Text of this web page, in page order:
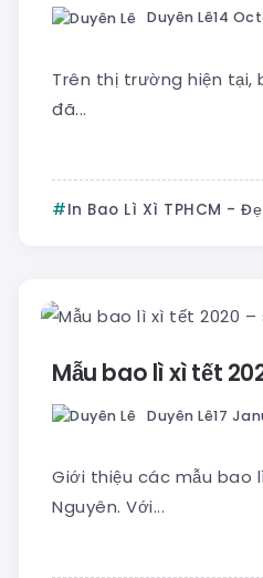
Duyên Lê14
Trên thị trường hiện tại,
đã...
In Bao Lì Xì TPHCM -
Mẫu bao lì xì tết
Duyên Lê17
Giới thiệu các mẫu bao
Nguyên. Với...